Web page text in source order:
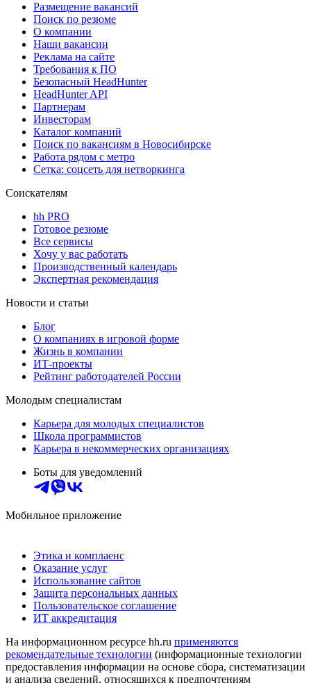
Размещение вакансий
Поиск по резюме
О компании
Наши вакансии
Реклама на сайте
Требования к ПО
Безопасный HeadHunter
HeadHunter API
Партнерам
Инвесторам
Каталог компаний
Поиск по вакансиям в Новосибирске
Работа рядом с метро
Сетка: соцсеть для нетворкинга
Соискателям
hh PRO
Готовое резюме
Все сервисы
Хочу у вас работать
Производственный календарь
Экспертная рекомендация
Новости и статьи
Блог
О компаниях в игровой форме
Жизнь в компании
ИТ-проекты
Рейтинг работодателей России
Молодым специалистам
Карьера для молодых специалистов
Школа программистов
Карьера в некоммерческих организациях
Боты для уведомлений
Мобильное приложение
Этика и комплаенс
Оказание услуг
Использование сайтов
Защита персональных данных
Пользовательское соглашение
ИТ аккредитация
На информационном ресурсе hh.ru применяются
рекомендательные технологии (информационные технологии
предоставления информации на основе сбора, систематизации
и анализа сведений, относящихся к предпочтениям